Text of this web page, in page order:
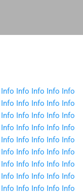
Info Info Info Info Info
Info Info Info Info Info
Info Info Info Info Info
Info Info Info Info Info
Info Info Info Info Info
Info Info Info Info Info
Info Info Info Info Info
Info Info Info Info Info
Info Info Info Info Info